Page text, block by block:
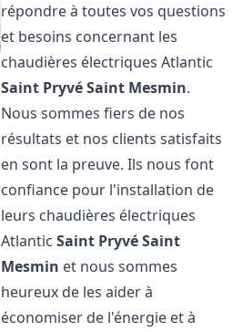
répondre à toutes vos questions
et besoins concernant les
chaudières électriques Atlantic
Saint Pryvé Saint Mesmin.
Nous sommes fiers de nos
résultats et nos clients satisfaits
en sont la preuve. Ils nous font
confiance pour l'installation de
leurs chaudières électriques
AtlanticSaint Pryvé Saint
Mesmin et nous sommes
heureux de les aider à
économiser de l'énergie et à